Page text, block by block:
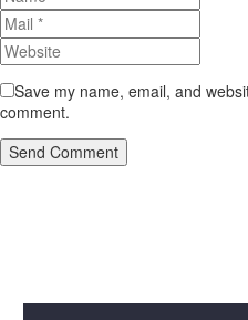
Save my name, email, and
comment.
Send Comment